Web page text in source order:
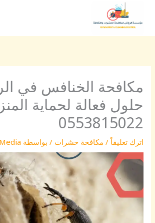
المحتوى
مكافحة الخنافس في
حلول فعالة لحماية
0553815022
اترك تعليقاً / مكافحة حشرات / بواسطة